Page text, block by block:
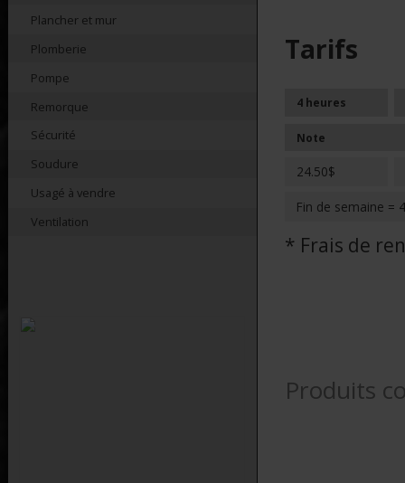
Plancher et mur
Plomberie
Pompe
Remorque
Sécurité
Soudure
Usagé à vendre
Ventilation
Tarifs
4 heures
Note
24.50$
Fin de semaine =
* Frais de
Produits